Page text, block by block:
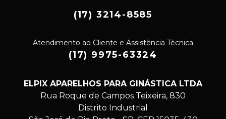
(17) 3214-8585
Atendimento ao Cliente e Assistência Técnica
(17) 9975-63324
ELPIX APARELHOS PARA GINÁSTICA LTDA
Rua Roque de Campos Teixeira, 830
Distrito Industrial